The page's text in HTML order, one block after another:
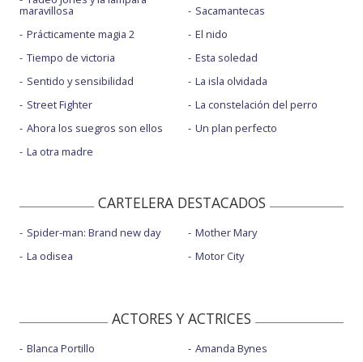
maravillosa
Prácticamente magia 2
Tiempo de victoria
Sentido y sensibilidad
Street Fighter
Ahora los suegros son ellos
La otra madre
Sacamantecas
El nido
Esta soledad
La isla olvidada
La constelación del perro
Un plan perfecto
CARTELERA DESTACADOS
Spider-man: Brand new day
La odisea
Mother Mary
Motor City
ACTORES Y ACTRICES
Blanca Portillo
Amanda Bynes